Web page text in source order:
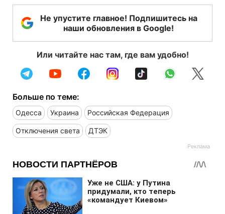
Не упустите главное! Подпишитесь на
наши обновления в Google!
Или читайте нас там, где вам удобно!
Больше по теме:
Одесса Украина Российская Федерация
Отключения света ДТЭК